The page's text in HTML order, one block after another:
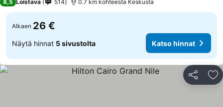
8,5 Loistava 514 0.7 km kohteesta Keskusta
Alkaen 26 €
Näytä hinnat 5 sivustolta Katso hinnat
Jaa